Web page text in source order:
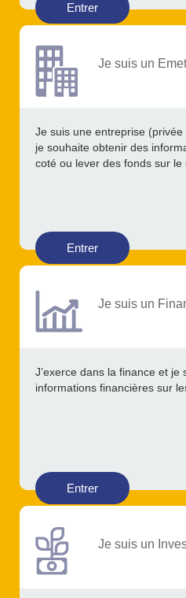
Entrer
Je suis un
Je suis une entreprise
je souhaite obtenir des
coté ou lever des fonds sur
Entrer
Je suis un
J’exerce dans la finance et je
informations financières sur
Entrer
Je suis un